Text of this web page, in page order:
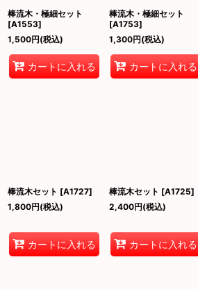
棒流木・極細セット
[A1553]
1,500円(税込)
カートに入れる
棒流木・極細セット
[A1753]
1,300円(税込)
カートに入れる
棒流木セット [A1727]
1,800円(税込)
カートに入れる
棒流木セット [A1725]
2,400円(税込)
カートに入れる